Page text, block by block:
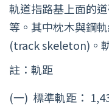
軌道指路基上面的
等。其中枕木與鋼
(track skeleton)。
註：軌距
(一) 標準軌距：